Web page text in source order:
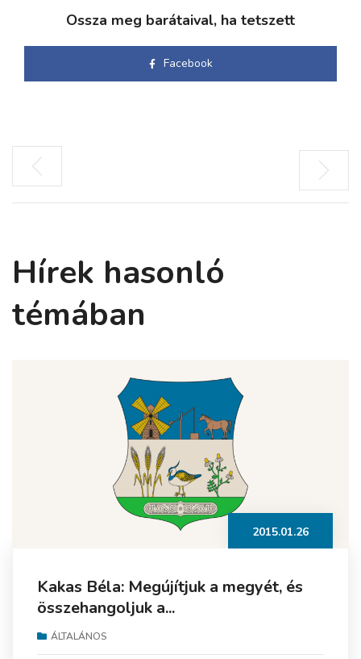
Ossza meg barátaival, ha tetszett
Facebook
Hírek hasonló
témában
2015.01.26
Kakas Béla: Megújítjuk a megyét, és
összehangoljuk a...
ÁLTALÁNOS